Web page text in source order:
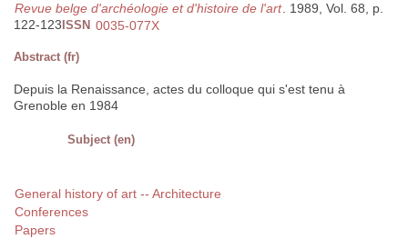
Revue belge d'archéologie et d'histoire de l'art. 1989, Vol. 68, p.
122-123 ISSN 0035-077X
Abstract (fr)
Depuis la Renaissance, actes du colloque qui s'est tenu à
Grenoble en 1984
Subject (en)
General history of art -- Architecture
Conferences
Papers